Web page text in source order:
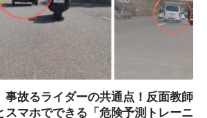
事故るライダーの共通点！反面教師
スマホでできる「危険予測トレーニ